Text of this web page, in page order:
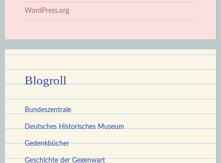
WordPress.org
Blogroll
Bundeszentrale
Deutsches Historisches Museum
Gedenkbücher
Geschichte der Gegenwart